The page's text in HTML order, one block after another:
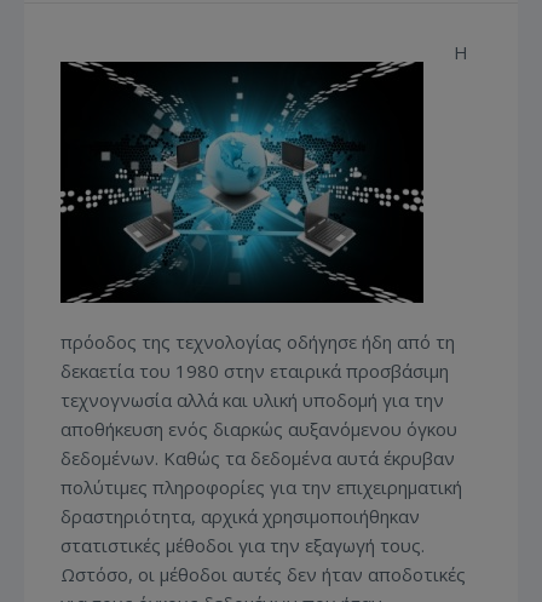
Η
πρόοδος της τεχνολογίας οδήγησε ήδη από τη
δεκαετία του 1980 στην εταιρικά προσβάσιμη
τεχνογνωσία αλλά και υλική υποδομή για την
αποθήκευση ενός διαρκώς αυξανόμενου όγκου
δεδομένων. Καθώς τα δεδομένα αυτά έκρυβαν
πολύτιμες πληροφορίες για την επιχειρηματική
δραστηριότητα, αρχικά χρησιμοποιήθηκαν
στατιστικές μέθοδοι για την εξαγωγή τους.
Ωστόσο, οι μέθοδοι αυτές δεν ήταν αποδοτικές